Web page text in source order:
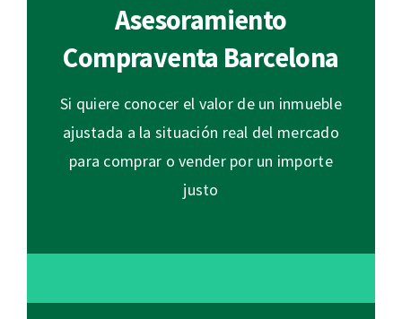
Asesoramiento
Compraventa Barcelona
Si quiere conocer el valor de un inmueble
ajustada a la situación real del mercado
para comprar o vender por un importe
justo